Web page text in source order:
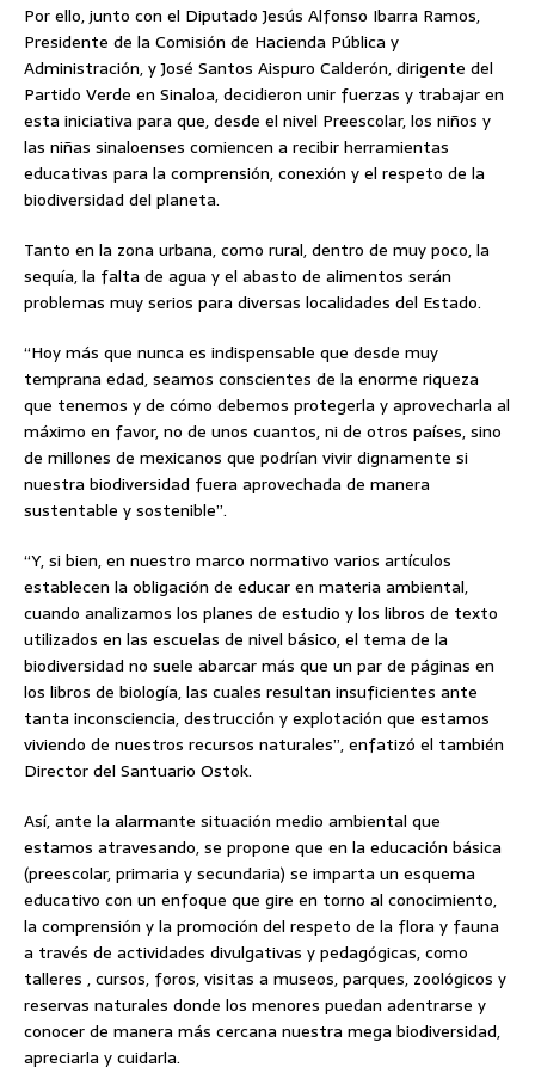
Por ello, junto con el Diputado Jesús Alfonso Ibarra Ramos,
Presidente de la Comisión de Hacienda Pública y
Administración, y José Santos Aispuro Calderón, dirigente del
Partido Verde en Sinaloa, decidieron unir fuerzas y trabajar en
esta iniciativa para que, desde el nivel Preescolar, los niños y
las niñas sinaloenses comiencen a recibir herramientas
educativas para la comprensión, conexión y el respeto de la
biodiversidad del planeta.
Tanto en la zona urbana, como rural, dentro de muy poco, la
sequía, la falta de agua y el abasto de alimentos serán
problemas muy serios para diversas localidades del Estado.
“Hoy más que nunca es indispensable que desde muy
temprana edad, seamos conscientes de la enorme riqueza
que tenemos y de cómo debemos protegerla y aprovecharla al
máximo en favor, no de unos cuantos, ni de otros países, sino
de millones de mexicanos que podrían vivir dignamente si
nuestra biodiversidad fuera aprovechada de manera
sustentable y sostenible”.
“Y, si bien, en nuestro marco normativo varios artículos
establecen la obligación de educar en materia ambiental,
cuando analizamos los planes de estudio y los libros de texto
utilizados en las escuelas de nivel básico, el tema de la
biodiversidad no suele abarcar más que un par de páginas en
los libros de biología, las cuales resultan insuficientes ante
tanta inconsciencia, destrucción y explotación que estamos
viviendo de nuestros recursos naturales”, enfatizó el también
Director del Santuario Ostok.
Así, ante la alarmante situación medio ambiental que
estamos atravesando, se propone que en la educación básica
(preescolar, primaria y secundaria) se imparta un esquema
educativo con un enfoque que gire en torno al conocimiento,
la comprensión y la promoción del respeto de la flora y fauna
a través de actividades divulgativas y pedagógicas, como
talleres , cursos, foros, visitas a museos, parques, zoológicos y
reservas naturales donde los menores puedan adentrarse y
conocer de manera más cercana nuestra mega biodiversidad,
apreciarla y cuidarla.